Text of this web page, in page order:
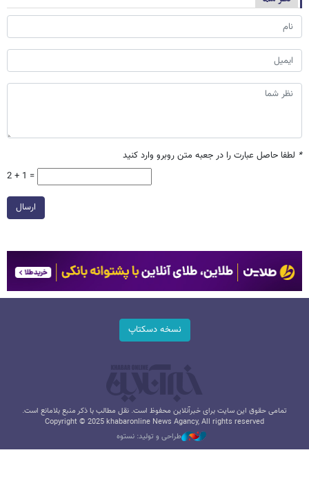
* لطفا حاصل عبارت را در جعبه متن روبرو وارد کنید
2 + 1 =
ارسال
نسخه دسکتاپ
تمامی حقوق این سایت برای خبرآنلاین محفوظ است. نقل مطالب با ذکر منبع بلامانع است.
Copyright © 2025 khabaronline News Agancy, All rights reserved
طراحی و تولید: نستوه